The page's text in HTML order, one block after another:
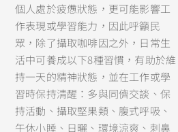
個人處於疲憊狀態，更可能影響工
作表現或學習能力，因此呼籲民
眾，除了攝取咖啡因之外，日常生
活中可養成以下8種習慣，有助於維
持一天的精神狀態，並在工作或學
習時保持清醒：多與同儕交談、保
持活動、攝取堅果類、腹式呼吸、
午休小睡、日曬、環境涼爽、刺鼻